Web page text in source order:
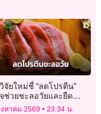
จัยใหม่ชี้ “ลดโปรตีน”
ช่วยชะลอวัยและยืด
ขัยได้ดีกว่า
หาคม 2569 23:34 น.